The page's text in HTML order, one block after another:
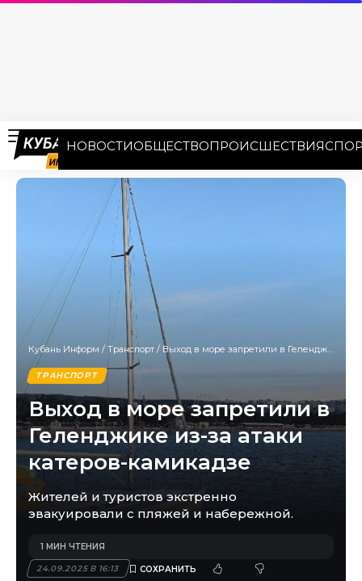
НОВОСТИОБЩЕСТВОПРОИСШЕСТВИЯ
Кубань Информ / Транспорт / Выход в море запретили в Геленджике из-за атаки катеров-камикадзе
ТРАНСПОРТ
Выход в море запретили в
Геленджике из-за атаки
катеров-камикадзе
Жителей и туристов экстренно
эвакуировали с пляжей и набережной.
24.09.2025 В 16:13
1 МИН ЧТЕНИЯ